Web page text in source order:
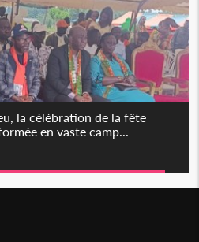
la célébration de la fête
en vaste camp...